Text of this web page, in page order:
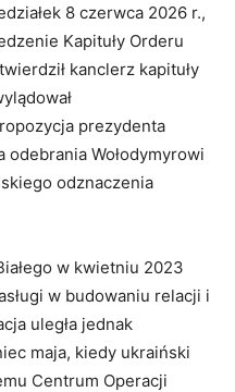
8 czerwca 2026 r.,
Kapituły Orderu
kanclerz kapituły
prezydenta
Wołodymyrowi
odznaczenia
w kwietniu 2023
w budowaniu relacji i
uległa jednak
maja, kiedy ukraiński
Centrum Operacji